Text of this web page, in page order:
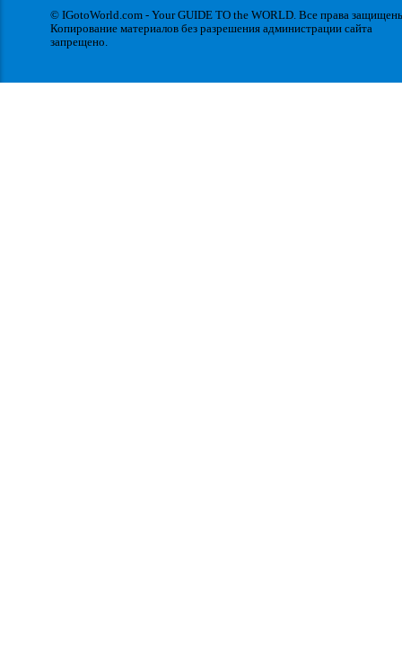
© IGotoWorld.com - Your GUIDE TO the WORLD. Все права
Копирование материалов без разрешения администрации сайта
запрещено.